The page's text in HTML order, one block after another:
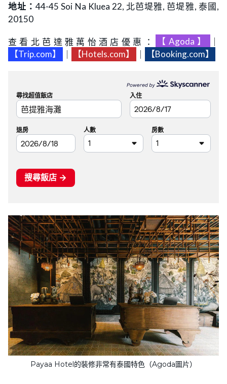
地址：44-45 Soi Na Kluea 22, 北芭堤雅, 芭堤雅, 泰國,
20150
查看北芭達雅萬怡酒店優惠： 【Agoda】
【Trip.com】
【Hotels.com】 【Booking.com】
Payaa Hotel的裝修非常有泰國特色（Agoda圖片）